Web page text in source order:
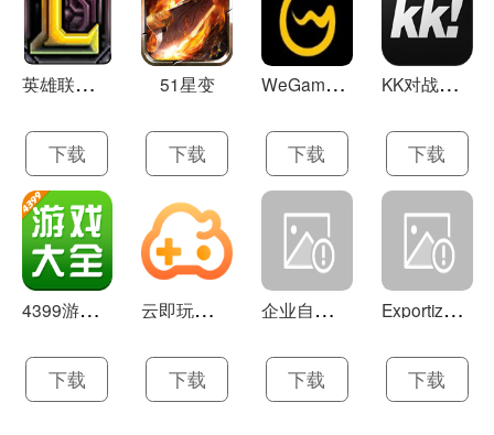
英
雄联盟LOL 13.21
下载
51星变
下载
W
eGame(腾讯游戏平台TGP) 5.10.19.1000
下载
K
K对战平台 1.0.1
下载
4
399游戏盒 官方下载 7.9.1
下载
云
即玩游戏盒 1.0.5.4
下载
企
业自助建站系统 9.0
下载
E
xportizer 9.0.8
下载